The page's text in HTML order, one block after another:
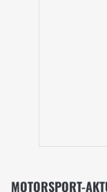
MOTORSPORT-